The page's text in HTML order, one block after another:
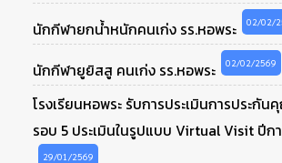
นักกีฬายกน้ำหนักคนเก่ง รร.หอพระ 02/02/
นักกีฬายูยิสสู คนเก่ง รร.หอพระ 02/02/2569
โรงเรียนหอพระ รับการประเมินการประกั
รอบ 5 ประเมินในรูปแบบ Virtual Visit ปีก
29/01/2569